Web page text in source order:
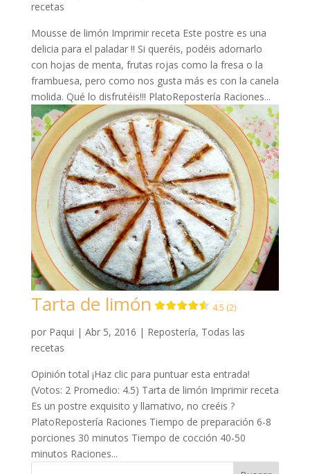
recetas
Mousse de limón Imprimir receta Este postre es una
delicia para el paladar !! Si queréis, podéis adornarlo
con hojas de menta, frutas rojas como la fresa o la
frambuesa, pero como nos gusta más es con la canela
molida. Qué lo disfrutéis!!! PlatoRepostería Raciones...
Tarta de limón 4.5 (2)
por Paqui | Abr 5, 2016 | Repostería, Todas las
recetas
Opinión total ¡Haz clic para puntuar esta entrada!
(Votos: 2 Promedio: 4.5) Tarta de limón Imprimir receta
Es un postre exquisito y llamativo, no creéis ?
PlatoRepostería Raciones Tiempo de preparación 6-8
porciones 30 minutos Tiempo de cocción 40-50
minutos Raciones...